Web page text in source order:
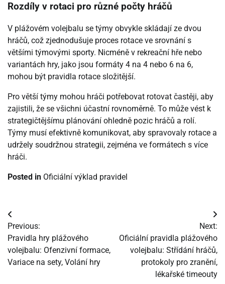
Rozdíly v rotaci pro různé počty hráčů
V plážovém volejbalu se týmy obvykle skládají ze dvou
hráčů, což zjednodušuje proces rotace ve srovnání s
většími týmovými sporty. Nicméně v rekreační hře nebo
variantách hry, jako jsou formáty 4 na 4 nebo 6 na 6,
mohou být pravidla rotace složitější.
Pro větší týmy mohou hráči potřebovat rotovat častěji, aby
zajistili, že se všichni účastní rovnoměrně. To může vést k
strategičtějšímu plánování ohledně pozic hráčů a rolí.
Týmy musí efektivně komunikovat, aby spravovaly rotace a
udržely soudržnou strategii, zejména ve formátech s více
hráči.
Posted in Oficiální výklad pravidel
Post
navigation
Previous:
Pravidla hry plážového
volejbalu: Ofenzivní formace,
Variace na sety, Volání hry
Next:
Oficiální pravidla plážového
volejbalu: Střídání hráčů,
protokoly pro zranění,
lékařské timeouty